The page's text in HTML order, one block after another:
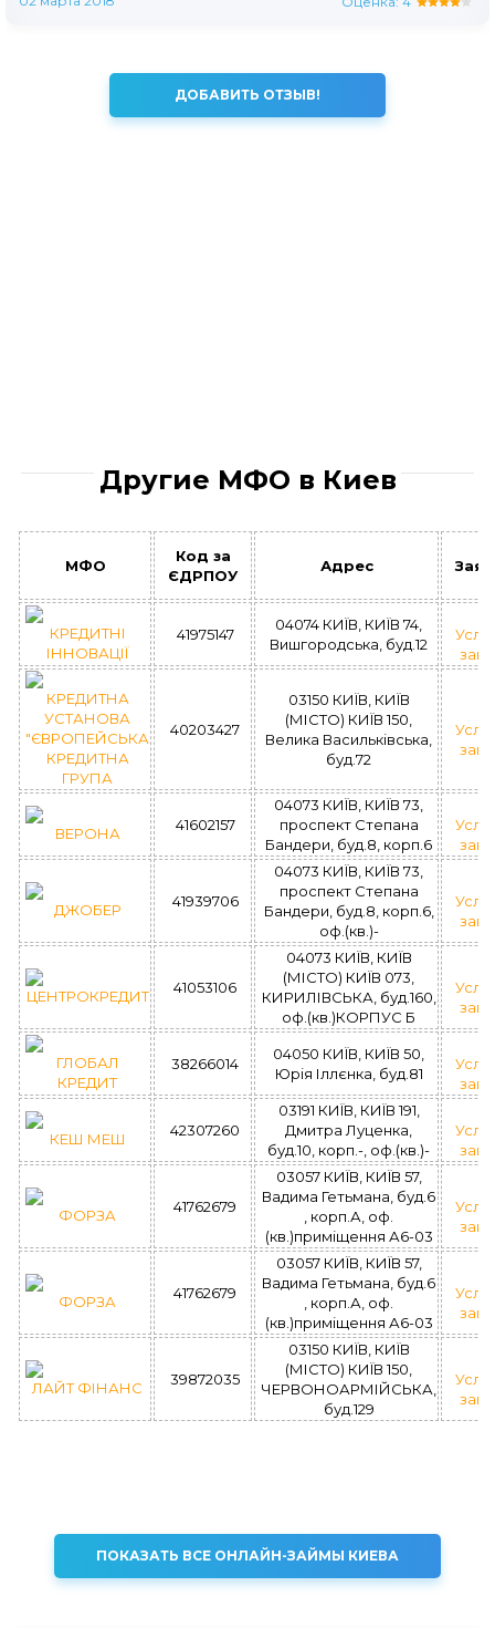
ДОБАВИТЬ ОТЗЫВ!
Другие МФО в Киев
МФО
Код за
ЄДРПОУ
Адрес
КРЕДИТНІ
ІННОВАЦІЇ
41975147
04074 КИЇВ, КИЇВ 74,
Вишгородська, буд.12
КРЕДИТНА
УСТАНОВА
"ЄВРОПЕЙСЬКА
КРЕДИТНА
ГРУПА
40203427
03150 КИЇВ, КИЇВ
(МІСТО) КИЇВ 150,
Велика Васильківська,
буд.72
ВЕРОНА 41602157
04073 КИЇВ, КИЇВ 73,
проспект Степана
Бандери, буд.8, корп.6
ДЖОБЕР 41939706
04073 КИЇВ, КИЇВ 73,
проспект Степана
Бандери, буд.8, корп.6,
оф.(кв.)-
ЦЕНТРОКРЕДИТ 41053106
04073 КИЇВ, КИЇВ
(МІСТО) КИЇВ 073,
КИРИЛІВСЬКА, буд.160,
оф.(кв.)КОРПУС Б
ГЛОБАЛ
КРЕДИТ
38266014
04050 КИЇВ, КИЇВ 50,
Юрія Іллєнка, буд.81
КЕШ МЕШ 42307260
03191 КИЇВ, КИЇВ 191,
Дмитра Луценка,
буд.10, корп.-, оф.(кв.)-
ФОРЗА 41762679
03057 КИЇВ, КИЇВ 57,
Вадима Гетьмана, буд.6
, корп.А, оф.
(кв.)приміщення А6-03
ФОРЗА 41762679
03057 КИЇВ, КИЇВ 57,
Вадима Гетьмана, буд.6
, корп.А, оф.
(кв.)приміщення А6-03
ЛАЙТ ФІНАНС 39872035
03150 КИЇВ, КИЇВ
(МІСТО) КИЇВ 150,
ЧЕРВОНОАРМІЙСЬКА,
буд.129
ПОКАЗАТЬ ВСЕ ОНЛАЙН-ЗАЙМЫ КИЕВА